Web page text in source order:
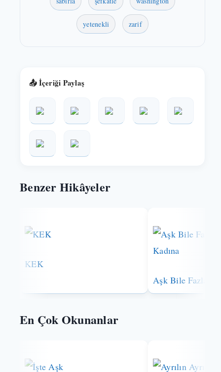
yetenekli zarif
📤 İçeriği Paylaş
Benzer Hikâyeler
KEK
Aşk Bile Fazla
En Çok Okunanlar